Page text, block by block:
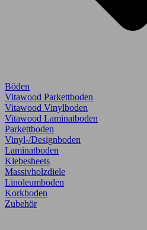
Böden
Vitawood Parkettboden
Vitawood Vinylboden
Vitawood Laminatboden
Parkettboden
Vinyl-/Designboden
Laminatboden
Klebesheets
Massivholzdiele
Linoleumboden
Korkboden
Zubehör